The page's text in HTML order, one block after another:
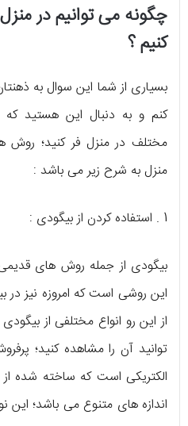
چگونه می توانیم در
کنیم ؟
بسیاری از شما این سوال به
کنم و به دنبال این هستید
مختلف در منزل فر کنید؛ روش
منزل به شرح زیر می باشد :
1 . استفاده کردن از بیگودی :
بیگودی از جمله روش های
این روشی است که امروزه نیز در
از این رو انواع مختلفی از
توانید آن را مشاهده کنید؛
الکتریکی است که ساخته شده